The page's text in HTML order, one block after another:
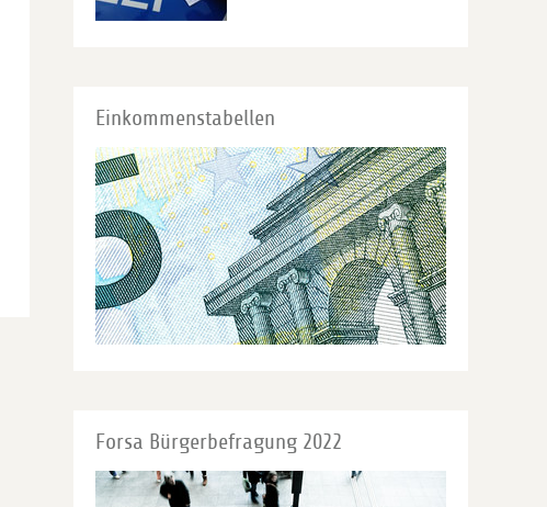
Einkommenstabellen
Forsa Bürgerbefragung 2022